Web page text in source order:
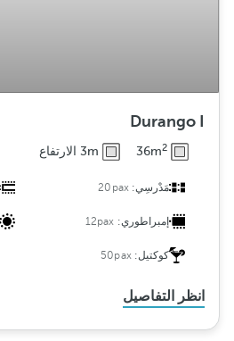
Durango I
36m2 3m الارتفاع
مَدْرسِي:20pax
إمبراطوري: 12pax
كوكتيل:50pax
انظر التفاصيل